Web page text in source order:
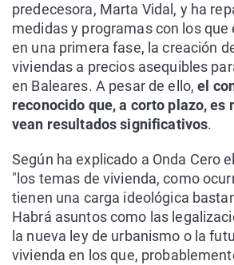
predecesora, Marta Vidal, y ha
medidas y programas con los que
en una primera fase, la creación
viviendas a precios asequibles
en Baleares. A pesar de ello,el
reconocido que, a corto plazo, es
vean resultados significativos.
Según ha explicado a Onda Cero
"los temas de vivienda, como
tienen una carga ideológica
Habrá asuntos como las
la nueva ley de urbanismo o la
vivienda en los que,